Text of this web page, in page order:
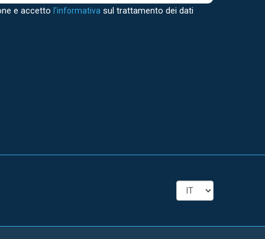
e accetto l'informativa sul trattamento dei dati